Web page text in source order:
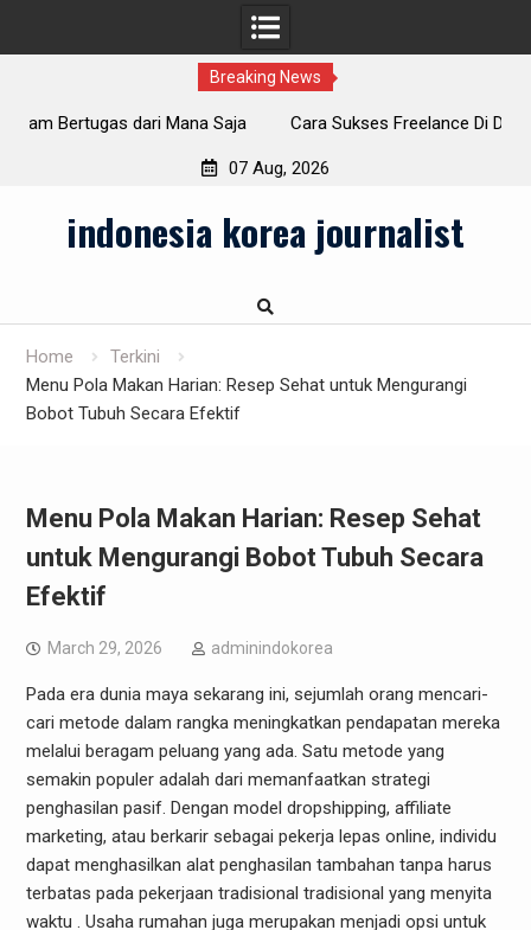
Breaking News
Cara Sukses Freelance Di Dunia Maya untuk Orang Baru
07 Aug, 2026
indonesia korea journalist
Home
Terkini
Menu Pola Makan Harian: Resep Sehat untuk Mengurangi
Bobot Tubuh Secara Efektif
Menu Pola Makan Harian: Resep Sehat
untuk Mengurangi Bobot Tubuh Secara
Efektif
March 29, 2026 adminindokorea
Pada era dunia maya sekarang ini, sejumlah orang mencari-
cari metode dalam rangka meningkatkan pendapatan mereka
melalui beragam peluang yang ada. Satu metode yang
semakin populer adalah dari memanfaatkan strategi
penghasilan pasif. Dengan model dropshipping, affiliate
marketing, atau berkarir sebagai pekerja lepas online, individu
dapat menghasilkan alat penghasilan tambahan tanpa harus
terbatas pada pekerjaan tradisional tradisional yang menyita
waktu . Usaha rumahan juga merupakan menjadi opsi untuk